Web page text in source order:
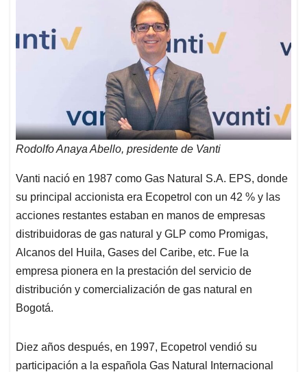
Rodolfo Anaya Abello, presidente de Vanti
Vanti nació en 1987 como Gas Natural S.A. EPS, donde
su principal accionista era Ecopetrol con un 42 % y las
acciones restantes estaban en manos de empresas
distribuidoras de gas natural y GLP como Promigas,
Alcanos del Huila, Gases del Caribe, etc. Fue la
empresa pionera en la prestación del servicio de
distribución y comercialización de gas natural en
Bogotá.
Diez años después, en 1997, Ecopetrol vendió su
participación a la española Gas Natural Internacional